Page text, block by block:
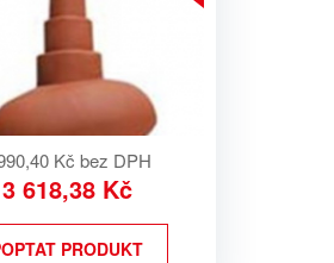
Kč bez DPH
3 618,38 Kč
PRODUKT